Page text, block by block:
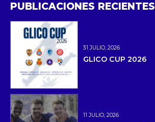
PUBLICACIONES RECIENTES
31 JULIO, 2026
GLICO CUP 2026
11 JULIO, 2026